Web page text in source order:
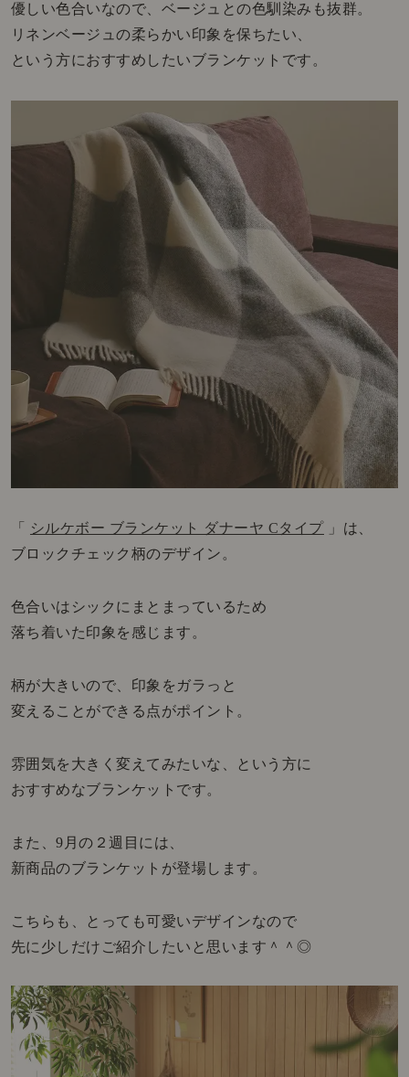
優しい色合いなので、ベージュとの色馴染みも抜群。
リネンベージュの柔らかい印象を保ちたい、
という方におすすめしたいブランケットです。
「 シルケボー ブランケット ダナーヤ Cタイプ」は、
ブロックチェック柄のデザイン。
色合いはシックにまとまっているため
落ち着いた印象を感じます。
柄が大きいので、印象をガラっと
変えることができる点がポイント。
雰囲気を大きく変えてみたいな、という方に
おすすめなブランケットです。
また、9月の２週目には、
新商品のブランケットが登場します。
こちらも、とっても可愛いデザインなので
先に少しだけご紹介したいと思います＾＾◎